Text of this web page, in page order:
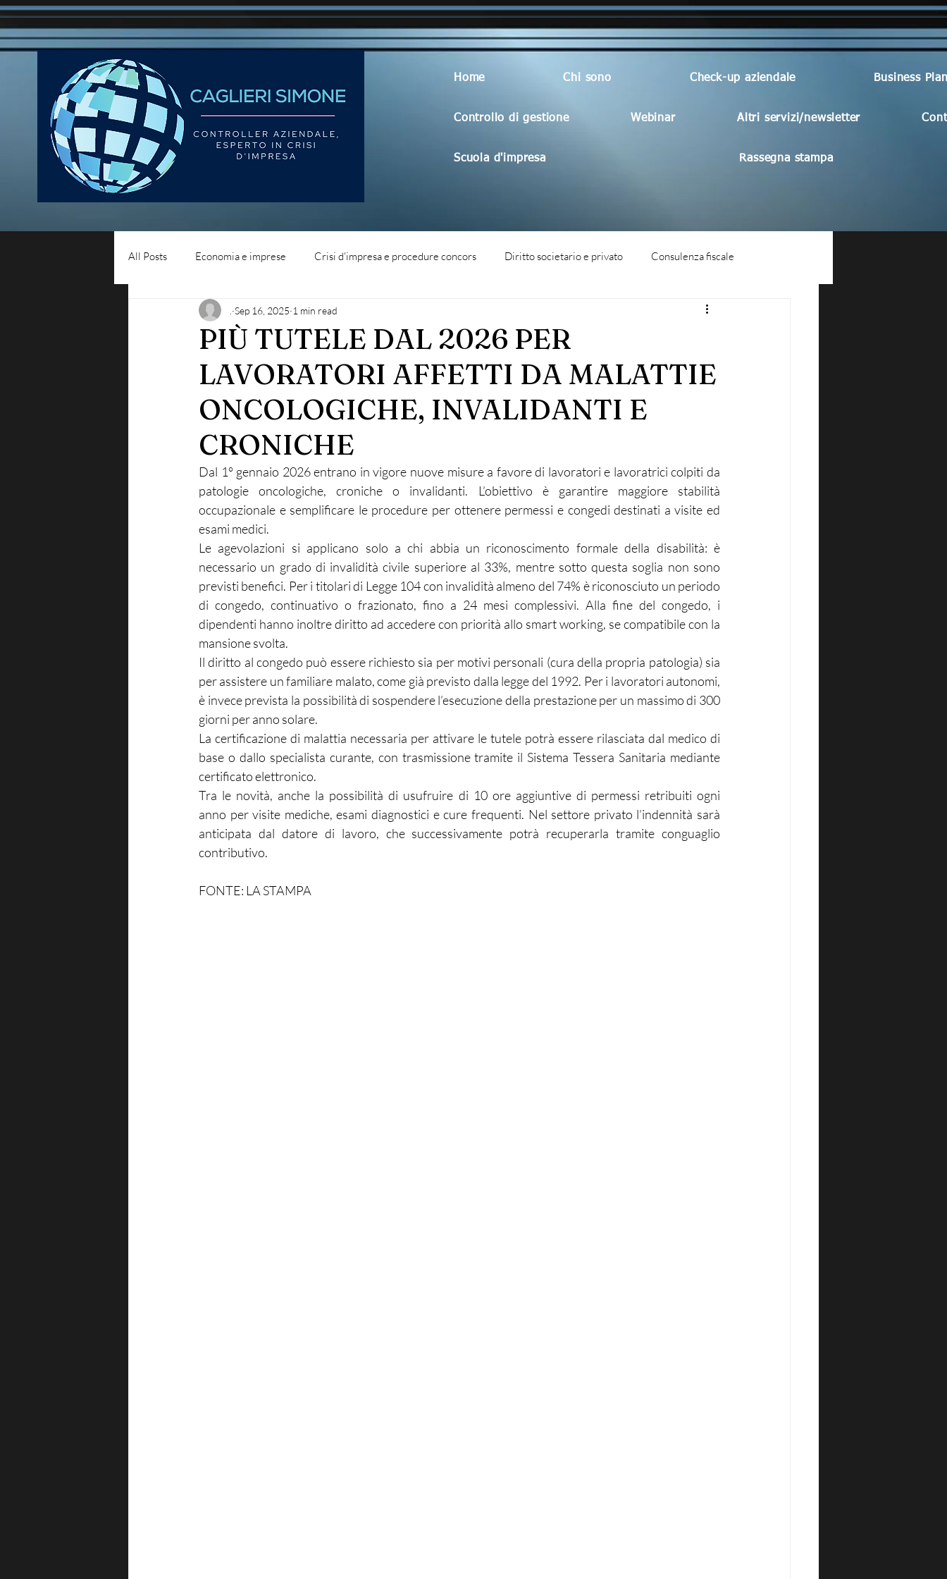
Home Chi sono Check-up aziendale Business
Controllo di gestione Webinar Altri servizi/newsletter
Scuola d'impresa Rassegna stampa
All Posts Economia e imprese Crisi d'impresa e procedure concors Diritto societario e privato Consulenza fiscale
Diritto del lavoro Blog - liquidità aziendale
PIÙ TUTELE DAL 2026 PER
LAVORATORI AFFETTI DA MALATTIE
ONCOLOGICHE, INVALIDANTI E
CRONICHE
Sep 16, 2025 1 min read
Dal 1° gennaio 2026 entrano in vigore nuove misure a favore di lavoratori e lavoratrici colpiti da
patologie oncologiche, croniche o invalidanti. L’obiettivo è garantire maggiore stabilità
occupazionale e semplificare le procedure per ottenere permessi e congedi destinati a visite ed
esami medici.
Le agevolazioni si applicano solo a chi abbia un riconoscimento formale della disabilità: è
necessario un grado di invalidità civile superiore al 33%, mentre sotto questa soglia non sono
previsti benefici. Per i titolari di Legge 104 con invalidità almeno del 74% è riconosciuto un periodo
di congedo, continuativo o frazionato, fino a 24 mesi complessivi. Alla fine del congedo, i
dipendenti hanno inoltre diritto ad accedere con priorità allo smart working, se compatibile con la
mansione svolta.
Il diritto al congedo può essere richiesto sia per motivi personali (cura della propria patologia) sia
per assistere un familiare malato, come già previsto dalla legge del 1992. Per i lavoratori autonomi,
è invece prevista la possibilità di sospendere l’esecuzione della prestazione per un massimo di 300
giorni per anno solare.
La certificazione di malattia necessaria per attivare le tutele potrà essere rilasciata dal medico di
base o dallo specialista curante, con trasmissione tramite il Sistema Tessera Sanitaria mediante
certificato elettronico.
Tra le novità, anche la possibilità di usufruire di 10 ore aggiuntive di permessi retribuiti ogni
anno per visite mediche, esami diagnostici e cure frequenti. Nel settore privato l’indennità sarà
anticipata dal datore di lavoro, che successivamente potrà recuperarla tramite conguaglio
contributivo.
FONTE: LA STAMPA